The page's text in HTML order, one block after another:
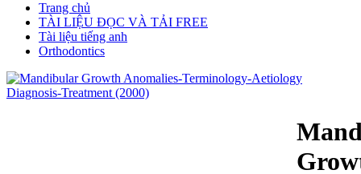
Trang chủ
TÀI LIỆU ĐỌC VÀ TẢI FREE
Tài liệu tiếng anh
Orthodontics